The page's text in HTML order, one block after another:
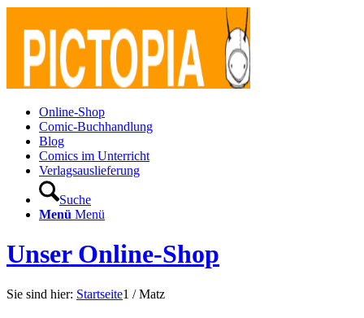
Online-Shop
Comic-Buchhandlung
Blog
Comics im Unterricht
Verlagsauslieferung
Suche
Menü Menü
Unser Online-Shop
Sie sind hier: Startseite1 / Matz